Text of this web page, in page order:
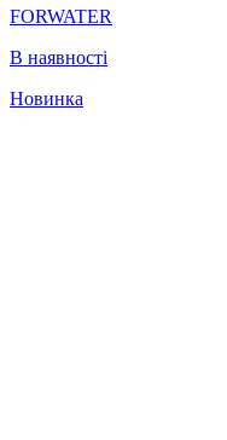
FORWATER
В наявності
Новинка